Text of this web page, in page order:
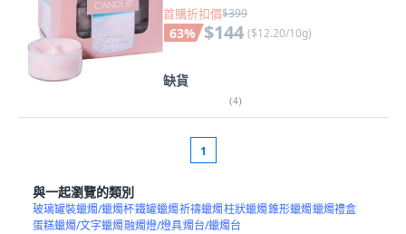
首購折扣價$399
63% $144 ($12.20/10g)
缺貨
(4)
1
與一起瀏覽的類別
玻璃罐裝蠟燭/蠟燭杯鐵罐蠟燭祈禱蠟燭柱狀蠟燭錐形蠟燭蠟燭禮盒
蛋糕蠟燭/文字蠟燭融燭燈/燈具燭台/蠟燭台